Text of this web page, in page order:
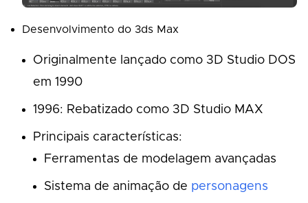
Desenvolvimento do 3ds Max
Originalmente lançado como 3D Studio DOS
em 1990
1996: Rebatizado como 3D Studio MAX
Principais características:
Ferramentas de modelagem avançadas
Sistema de animação de personagens